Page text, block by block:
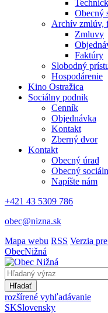
Obecný
Archív zmlúv,
Zmluvy
Faktúry
Slobodný
Hospodárenie
Kino Ostražica
Sociálny podnik
Cenník
Objednávka
Kontakt
Zberný dvor
Kontakt
Obecný úrad
Obecný
Napíšte nám
+421 43 5309 786
obec@nizna.sk
Mapa webu RSS Verzia
ObecNižná
Hľadať
rozšírené vyhľadávanie
SKSlovensky